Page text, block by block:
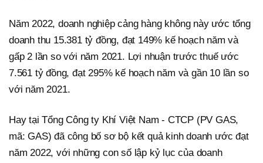
Năm 2022, doanh nghiệp cảng hàng không này ước tổng
doanh thu 15.381 tỷ đồng, đạt 149% kế hoạch năm và
gấp 2 lần so với năm 2021. Lợi nhuận trước thuế ước
7.561 tỷ đồng, đạt 295% kế hoạch năm và gần 10 lần so
với năm 2021.
Hay tại Tổng Công ty Khí Việt Nam - CTCP (PV GAS,
mã: GAS) đã công bố sơ bộ kết quả kinh doanh ước đạt
năm 2022, với những con số lập kỷ lục của doanh